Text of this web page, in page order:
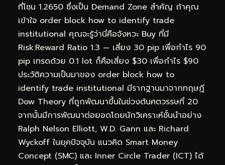
ที่โซน 1.2650 ซึ่งเป็น Demand Zone สำคัญ ถ้าคุณ
เข้าใจ order block how to identify trade
institutional คุณจะรู้ว่านี่คือจังหวะ Buy ที่มี
Risk:Reward Ratio 1:3 — เสี่ยง 30 pip เพื่อกำไร 90
pip เทรดด้วย 0.1 lot ก็คือเสี่ยง $30 เพื่อกำไร $90
ประวัติความเป็นมาของ order block how to
identify trade institutional มีรากฐานมาจากทฤษฎี
Dow Theory ที่ถูกพัฒนาขึ้นในช่วงต้นศตวรรษที่ 20
จากนั้นมีการพัฒนาต่อยอดโดยนักวิเคราะห์ชั้นนำอย่าง
Ralph Nelson Elliott, W.D. Gann และ Richard
Wyckoff ในยุคปัจจุบัน แนวคิด Smart Money
Concept (SMC) และ Inner Circle Trader (ICT) ได้